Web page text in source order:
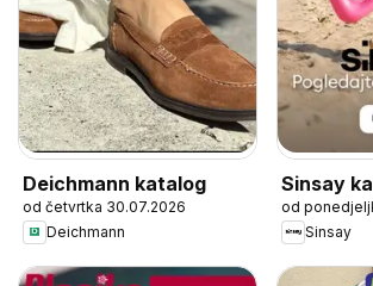
Deichmann katalog
od četvrtka 30.07.2026
Deichmann
Sinsay
od
Sinsay